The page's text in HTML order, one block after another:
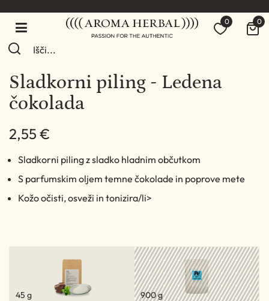
0 0
Sladkorni piling - Ledena
čokolada
2,55 €
Sladkorni piling z sladko hladnim občutkom
S parfumskim oljem temne čokolade in poprove mete
Kožo očisti, osveži in tonizira/li>
45 g 900 g